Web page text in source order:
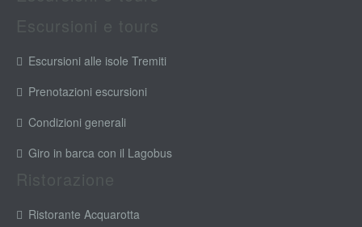
Escursioni alle isole Tremiti
Prenotazioni escursioni
Condizioni generali
Giro in barca con il Lagobus
Ristorante Acquarotta